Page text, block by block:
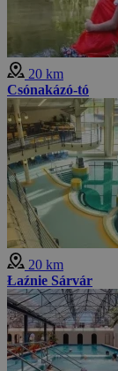
20 km
Csónakázó-tó
20 km
Łaźnie Sárvár